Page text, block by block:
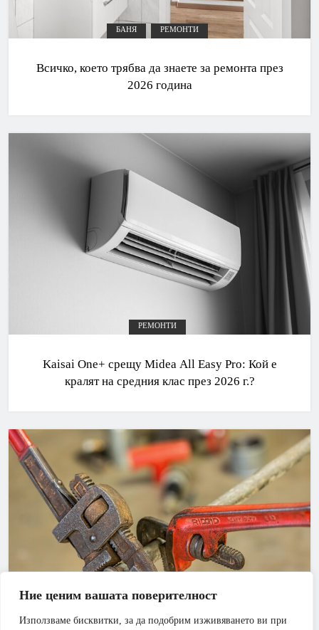
Ние ценим вашата поверителност
Използваме бисквитки, за да подобрим изживяването ви при
БАНЯ РЕМОНТИ
Всичко, което трябва да знаете за ремонта през
2026 година
РЕМОНТИ
Kaisai One+ срещу Midea All Easy Pro: Кой е
кралят на средния клас през 2026 г.?
АПАРТАМЕНТ БАНЯ